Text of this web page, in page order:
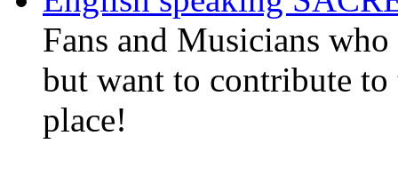
Fans and Musicians
but want to contribute to
place!